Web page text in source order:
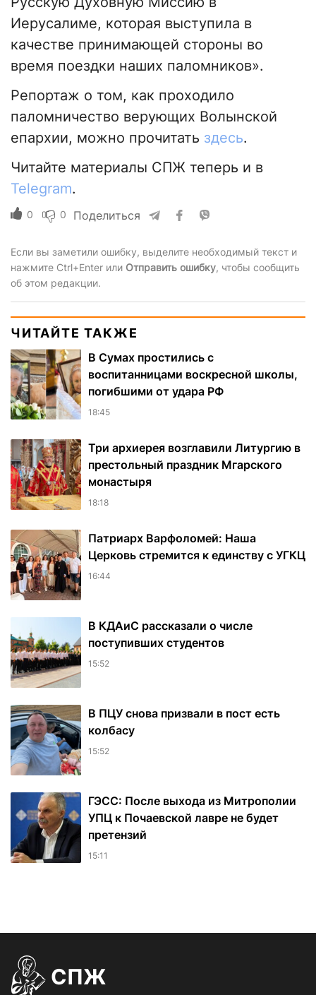
Иерусалиме, которая выступила в
качестве принимающей стороны во
время поездки наших паломников».
Репортаж о том, как проходило
паломничество верующих Волынской
епархии, можно прочитать здесь.
Читайте материалы СПЖ теперь и в
Telegram.
0 0 Поделиться
Если вы заметили ошибку, выделите необходимый текст и
нажмите Ctrl+Enter или Отправить ошибку, чтобы сообщить
об этом редакции.
ЧИТАЙТЕ ТАКЖЕ
В Сумах простились с
воспитанницами воскресной школы,
погибшими от удара РФ
18:45
Три архиерея возглавили Литургию в
престольный праздник Мгарского
монастыря
18:18
Патриарх Варфоломей: Наша
Церковь стремится к единству с УГКЦ
16:44
В КДАиС рассказали о числе
поступивших студентов
15:52
В ПЦУ снова призвали в пост есть
колбасу
15:52
ГЭСС: После выхода из Митрополии
УПЦ к Почаевской лавре не будет
претензий
15:11
СПЖ